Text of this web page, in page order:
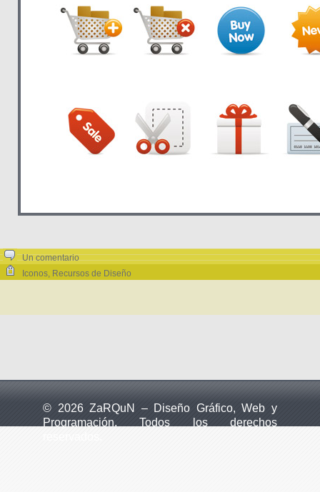
Un comentario
Iconos, Recursos de Diseño
© 2026 ZaRQuN – Diseño Gráfico, Web y
Programación. Todos los derechos